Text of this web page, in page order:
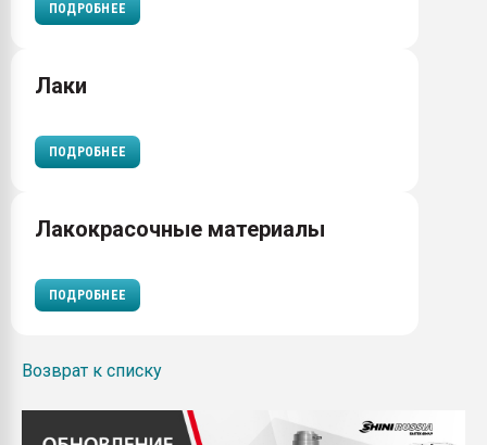
ПОДРОБНЕЕ
Лаки
ПОДРОБНЕЕ
Лакокрасочные материалы
ПОДРОБНЕЕ
Возврат к списку